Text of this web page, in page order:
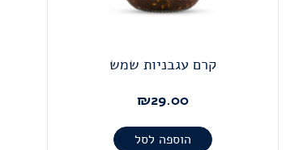
קרם עגבניות שמש
₪29.00
הוספה לסל